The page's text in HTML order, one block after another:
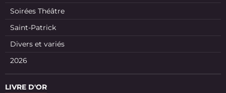
Soirées Théâtre
Saint-Patrick
Divers et variés
2026
LIVRE D'OR